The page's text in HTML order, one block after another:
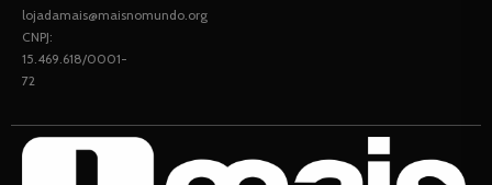
lojadamais@maisnomundo.org
CNPJ:
15.469.618/0001-
72